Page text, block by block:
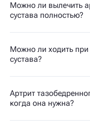
Можно ли вылечить
сустава полностью?
Можно ли ходить при
сустава?
Артрит
когда она нужна?